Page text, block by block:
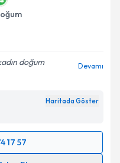
doğum
Devamı
Haritada Göster
17 57